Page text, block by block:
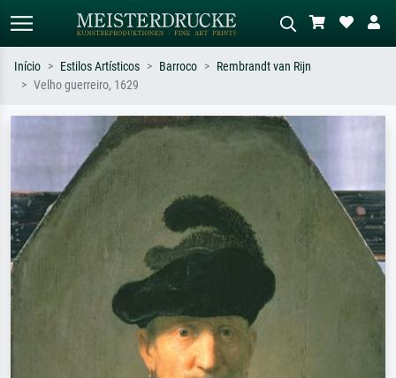
Pesquise por artista, título ou estilo –
ex: Monet, Noite Estrelada,
impressionismo, onda de Hokusai, nu.
Descreva a cena – ex: prado verde,
abstrato com muito vermelho, pintura
a óleo escura, nu em pé ao lado de
uma árvore.
Início Estilos Artísticos Barroco
Rembrandt van Rijn
Velho guerreiro, 1629